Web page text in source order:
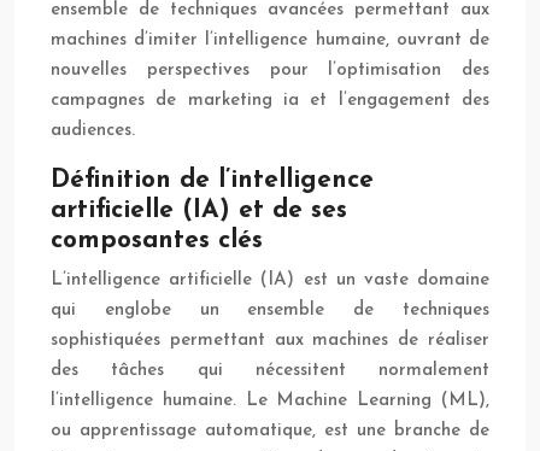
ensemble de techniques avancées permettant aux
machines d’imiter l’intelligence humaine, ouvrant de
nouvelles perspectives pour l’optimisation des
campagnes de marketing ia et l’engagement des
audiences.
Définition de l’intelligence
artificielle (IA) et de ses
composantes clés
L’intelligence artificielle (IA) est un vaste domaine
qui englobe un ensemble de techniques
sophistiquées permettant aux machines de réaliser
des tâches qui nécessitent normalement
l’intelligence humaine. Le Machine Learning (ML),
ou apprentissage automatique, est une branche de